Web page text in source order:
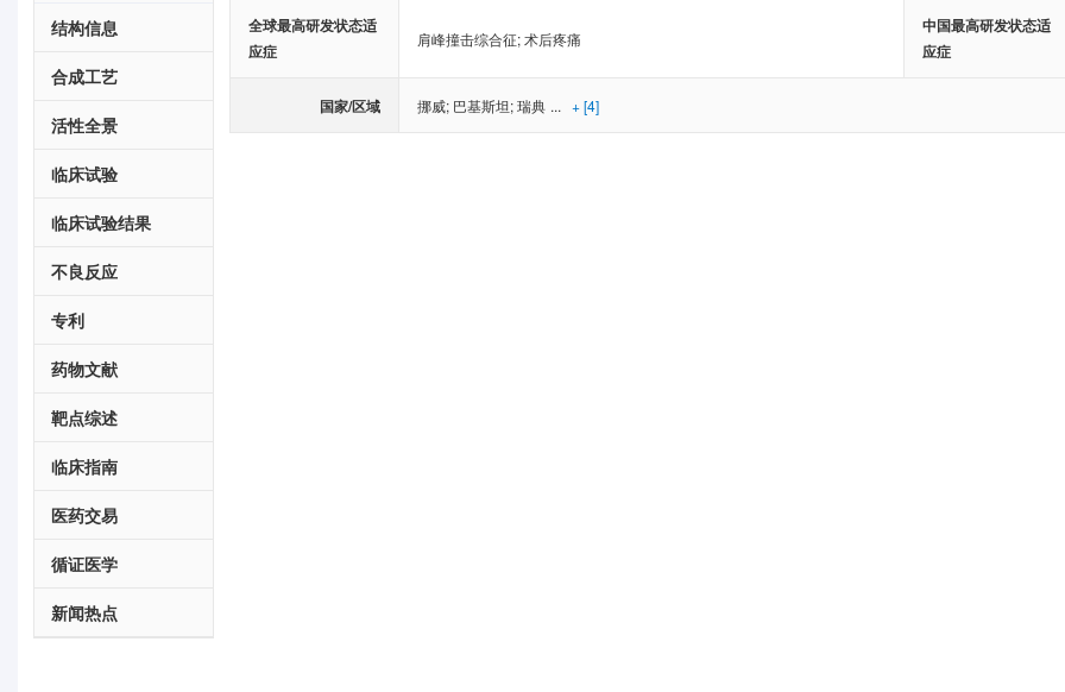
结构信息
合成工艺
活性全景
临床试验
临床试验结果
不良反应
专利
药物文献
靶点综述
临床指南
医药交易
循证医学
新闻热点
全球最高研发状态适
应症
肩峰撞击综合征;术后疼痛
中国最高研发状态适
应症
国家/区域 挪威; 巴基斯坦;瑞典 ... + [4]